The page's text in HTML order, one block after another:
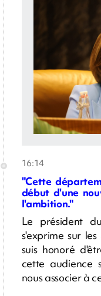
16:14
"Cette
début d'une
l'ambition."
Le président
s'exprime sur
suis honoré
cette audience
nous associer à